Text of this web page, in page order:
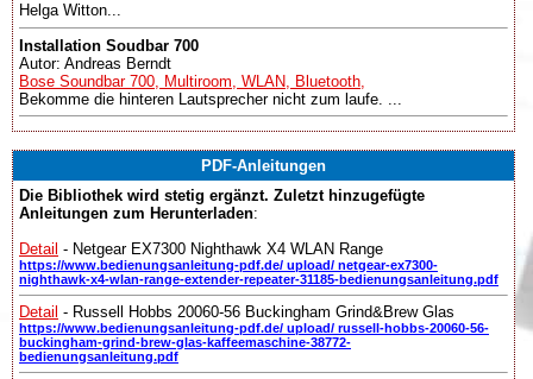
Helga Witton...
Installation Soudbar 700
Autor: Andreas Berndt
Bose Soundbar 700, Multiroom, WLAN, Bluetooth,
Bekomme die hinteren Lautsprecher nicht zum laufe. ...
PDF-Anleitungen
Die Bibliothek wird stetig ergänzt. Zuletzt hinzugefügte
Anleitungen zum Herunterladen:
Detail - Netgear EX7300 Nighthawk X4 WLAN Range
https://www.bedienungsanleitung-pdf.de/ upload/ netgear-ex7300-
nighthawk-x4-wlan-range-extender-repeater-31185-bedienungsanleitung.pdf
Detail - Russell Hobbs 20060-56 Buckingham Grind&Brew Glas
https://www.bedienungsanleitung-pdf.de/ upload/ russell-hobbs-20060-56-
buckingham-grind-brew-glas-kaffeemaschine-38772-
bedienungsanleitung.pdf